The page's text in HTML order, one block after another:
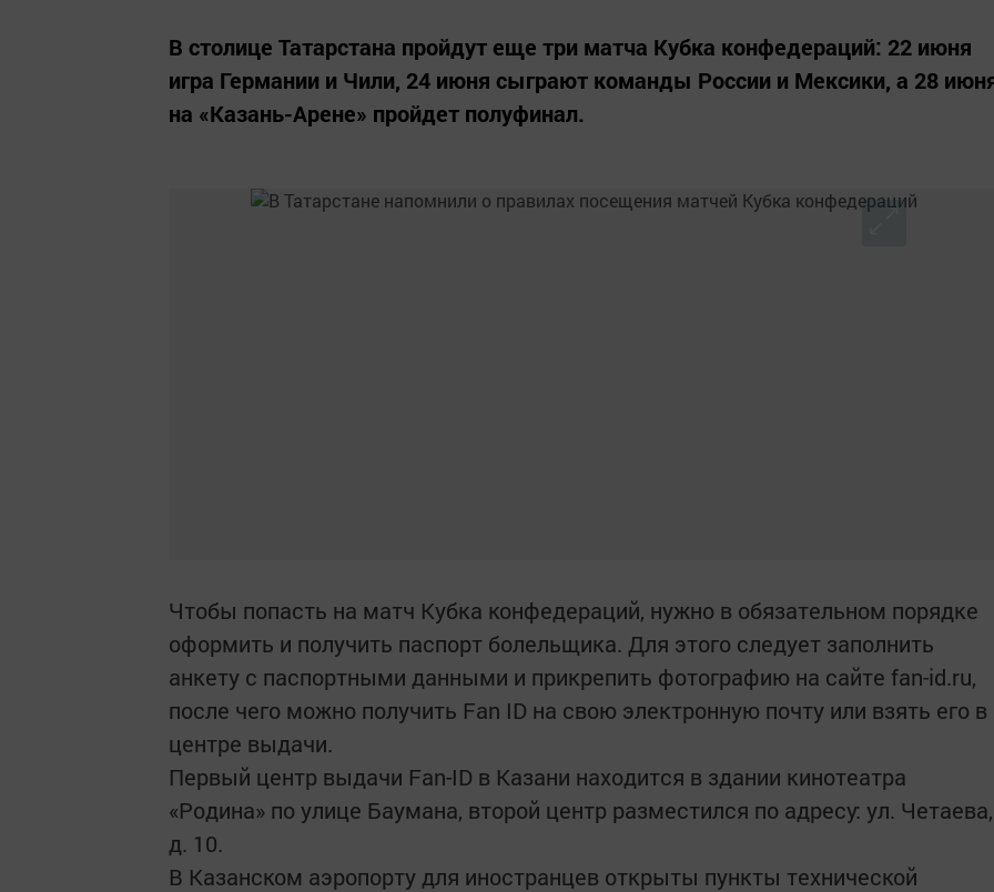
В столице Татарстана пройдут еще три матча Кубка конфедераций: 22 июня
игра Германии и Чили, 24 июня сыграют команды России и Мексики, а 28
на «Казань-Арене» пройдет полуфинал.
Чтобы попасть на матч Кубка конфедераций, нужно в обязательном порядке
оформить и получить паспорт болельщика. Для этого следует заполнить
анкету с паспортными данными и прикрепить фотографию на сайте fan-id.ru,
после чего можно получить Fan ID на свою электронную почту или взять его в
центре выдачи.
Первый центр выдачи Fan-ID в Казани находится в здании кинотеатра
«Родина» по улице Баумана, второй центр разместился по адресу: ул. Четаева,
д. 10.
В Казанском аэропорту для иностранцев открыты пункты технической